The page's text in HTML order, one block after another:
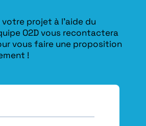
projet à l’aide du
O2D vous recontactera
vous faire une proposition
!